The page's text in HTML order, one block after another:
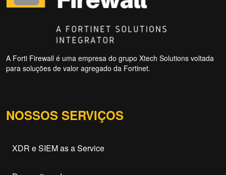
A Forti Firewall é uma empresa do grupo Xtech Solutions voltada
para soluções de valor agregado da Fortinet.
NOSSOS SERVIÇOS
XDR e SIEM as a Service